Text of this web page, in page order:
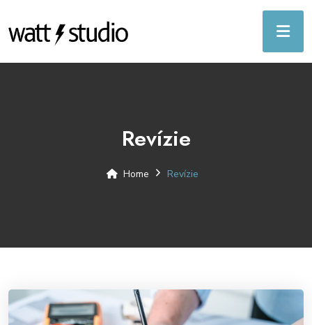
Revízie
Home Revízie